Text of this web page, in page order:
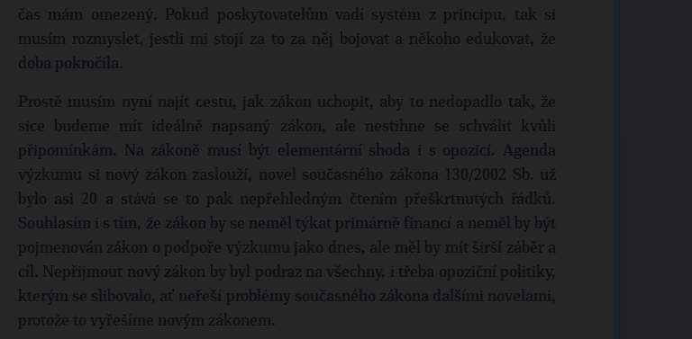
čas mám omezený. Pokud poskytovatelům vadí systém z principu, tak si
musím rozmyslet, jestli mi stojí za to za něj bojovat a někoho edukovat, že
doba pokročila.
Prostě musím nyní najít cestu, jak zákon uchopit, aby to nedopadlo tak, že
sice budeme mít ideálně napsaný zákon, ale nestihne se schválit kvůli
připomínkám. Na zákoně musí být elementární shoda i s opozicí. Agenda
výzkumu si nový zákon zaslouží, novel současného zákona 130/2002 Sb. už
bylo asi 20 a stává se to pak nepřehledným čtením přeškrtnutých řádků.
Souhlasím i s tím, že zákon by se neměl týkat primárně financí a neměl by být
pojmenován zákon o podpoře výzkumu jako dnes, ale měl by mít širší záběr a
cíl. Nepřijmout nový zákon by byl podraz na všechny, i třeba opoziční politiky,
kterým se slibovalo, ať neřeší problémy současného zákona dalšími novelami,
protože to vyřešíme novým zákonem.